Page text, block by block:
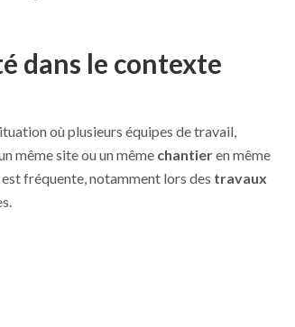
dans le contexte
où plusieurs équipes de travail,
même site ou un même chantieren même
fréquente, notamment lors des travaux